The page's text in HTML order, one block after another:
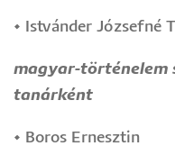
• Istvánder Józsefné
magyar-történelem
tanárként
• Boros Ernesztin